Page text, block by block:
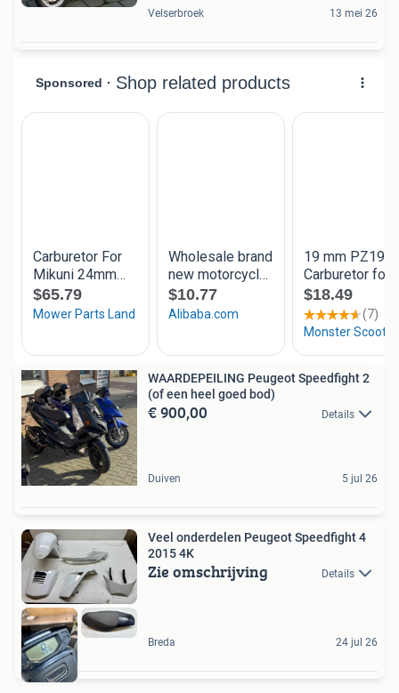
Velserbroek 13 mei 26
WAARDEPEILING Peugeot Speedfight 2
(of een heel goed bod)
€ 900,00 Details
Duiven 5 jul 26
Veel onderdelen Peugeot Speedfight 4
2015 4K
Zie omschrijving Details
Breda 24 jul 26